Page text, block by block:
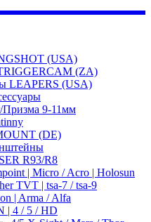
(USA)
(ZA)
LEAPERS (USA)
Призма 9-11мм
(DE)
R93/R8
| Micro / Acro | Holosun
TVT | tsa-7 / tsa-9
| Arma / Alfa
| 4 / 5 / HD